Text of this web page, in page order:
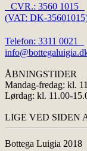
CVR.: 3560 1015
(VAT: DK-
Telefon: 3311 0021
ÅBNINGSTIDER
Mandag-fredag: kl.
Lørdag: kl. 11.00-
LIGE VED SIDEN
Bottega Luigia 2018